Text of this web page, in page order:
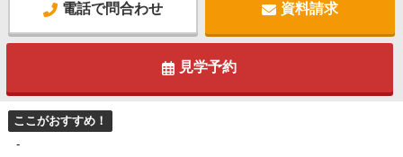
電話で問合わせ 資料請求
見学予約
ここがおすすめ！
-